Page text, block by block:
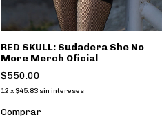
RED SKULL: Sudadera She No
More Merch Oficial
$550.00
12 x $45.83 sin intereses
Comprar